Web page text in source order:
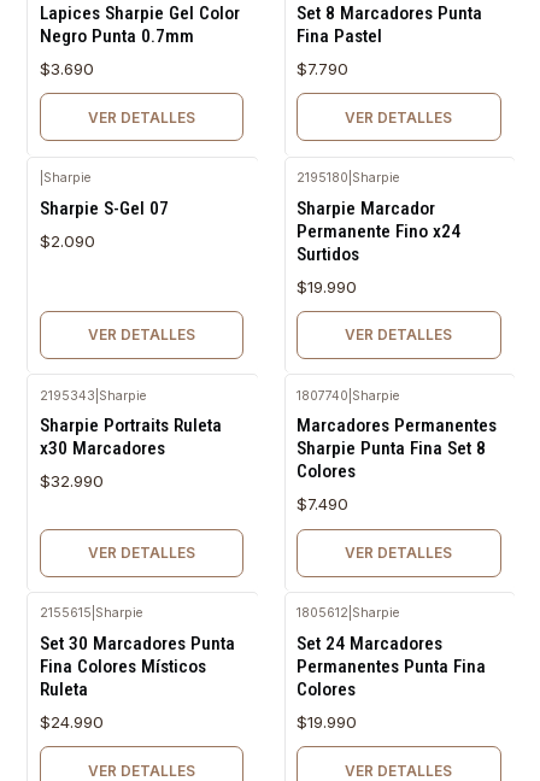
Lapices Sharpie Gel Color
Negro Punta 0.7mm
$3.690
VER DETALLES
Set 8 Marcadores Punta
Fina Pastel
$7.790
VER DETALLES
Sharpie
Sharpie S-Gel 07
$2.090
VER DETALLES
2195180 Sharpie
Sharpie Marcador
Permanente Fino x24
Surtidos
$19.990
VER DETALLES
2195343 Sharpie
Sharpie Portraits Ruleta
x30 Marcadores
$32.990
VER DETALLES
1807740 Sharpie
Marcadores Permanentes
Sharpie Punta Fina Set 8
Colores
$7.490
VER DETALLES
2155615 Sharpie
Set 30 Marcadores Punta
Fina Colores Místicos
Ruleta
$24.990
VER DETALLES
1805612 Sharpie
Set 24 Marcadores
Permanentes Punta Fina
Colores
$19.990
VER DETALLES